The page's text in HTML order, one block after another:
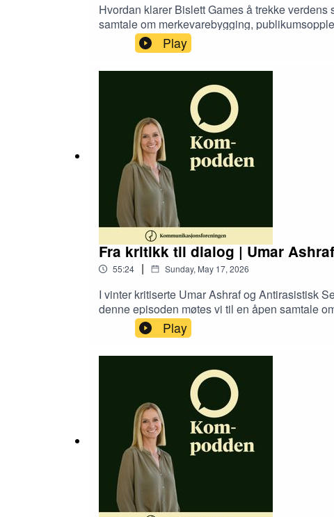
Hvordan klarer Bislett Games å trekke
samtale om merkevarebygging,
snakker om Usain Bolt, Karsten Warholm,
Play
Fra kritikk til dialog | Umar
55:24 | Sunday, May 17, 2026
I vinter kritiserte Umar Ashraf og Antirasistisk
denne episoden møtes vi til en åpen samtale
med representasjon og inkludering. Vi
Play